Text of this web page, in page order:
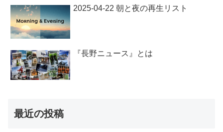
2025-04-22 朝と夜の再生リスト
『長野ニュース』とは
最近の投稿